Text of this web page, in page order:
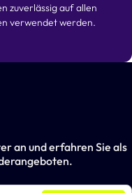
zuverlässig auf allen
verwendet werden.
an und erfahren Sie als